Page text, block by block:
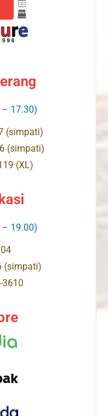
17.30)
(simpati)
(simpati)
(XL)
19.00)
(simpati)
3610